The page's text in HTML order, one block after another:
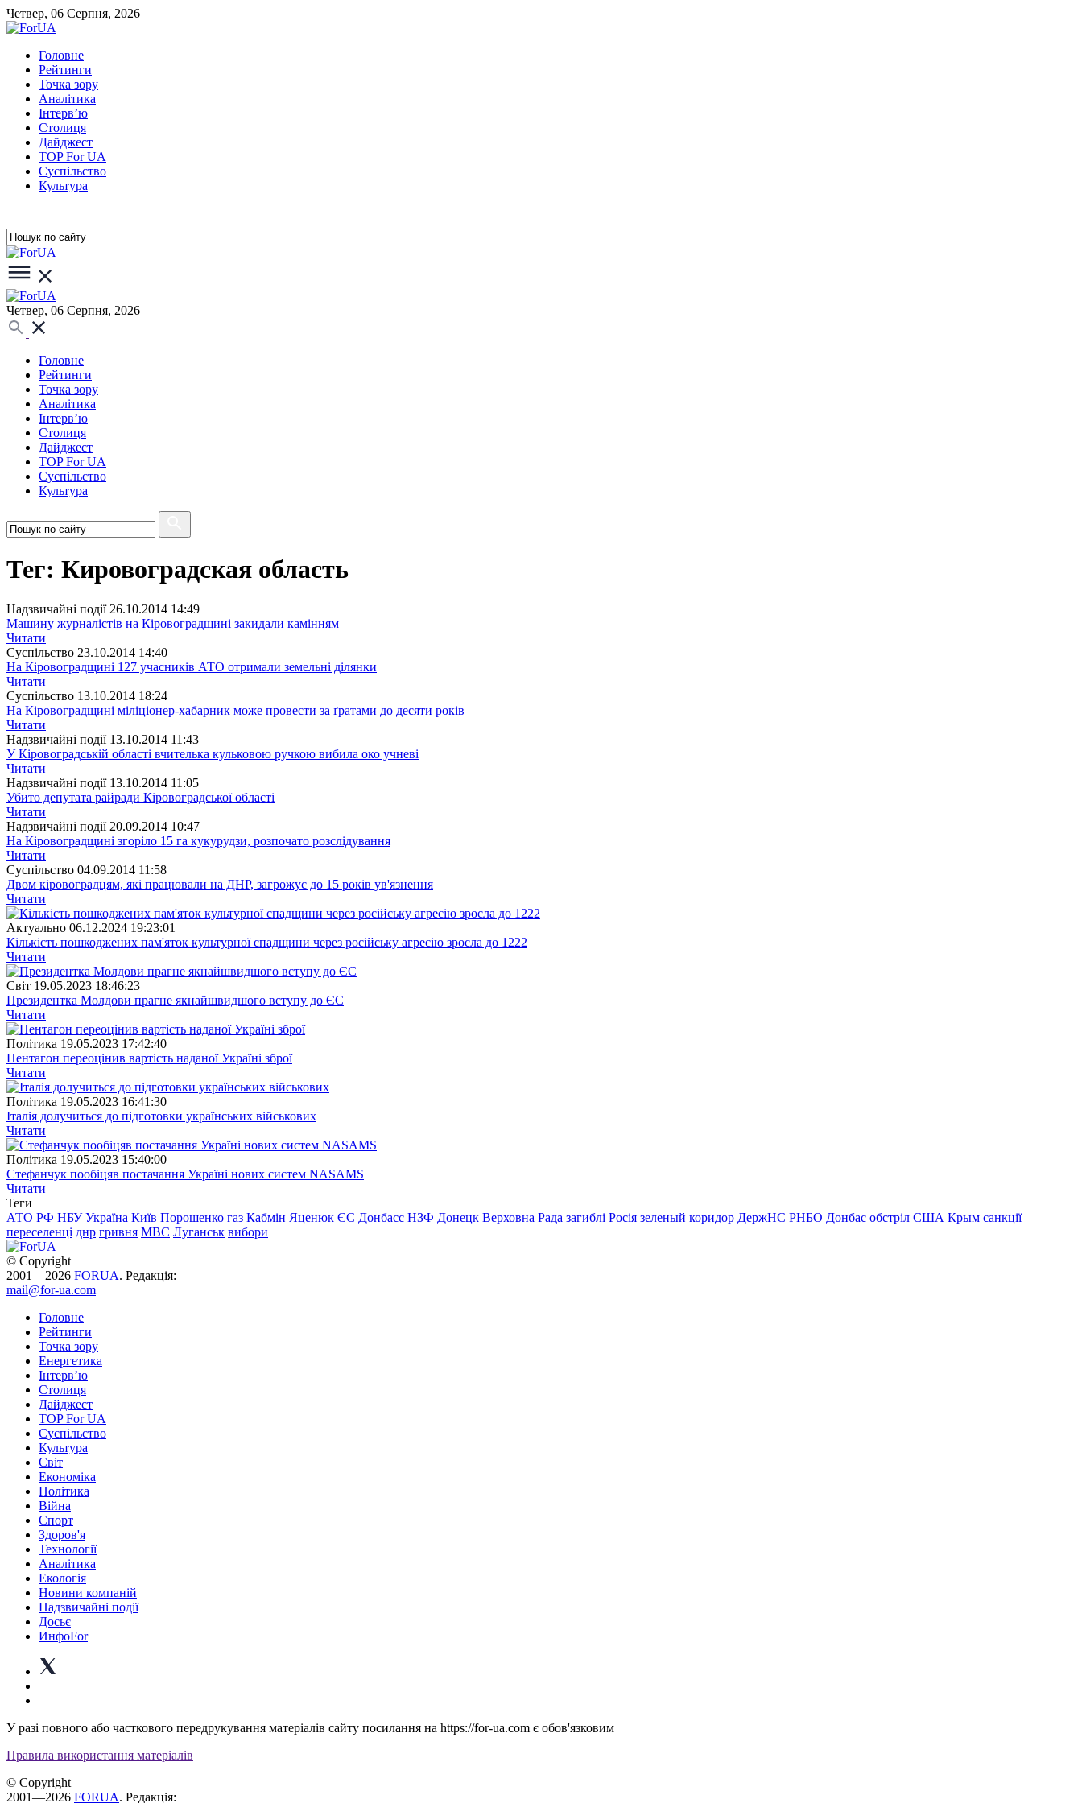
Четвер, 06 Серпня, 2026
Головне
Рейтинги
Точка зору
Аналітика
Інтерв’ю
Столиця
Дайджест
TOP For UA
Суспiльство
Культура
Четвер, 06 Серпня, 2026
Головне
Рейтинги
Точка зору
Аналітика
Інтерв’ю
Столиця
Дайджест
TOP For UA
Суспiльство
Культура
Тег: Кировоградская область
Надзвичайні події 26.10.2014 14:49
Машину журналістів на Кіровоградщині закидали камінням
Читати
Суспiльство 23.10.2014 14:40
На Кіровоградщині 127 учасників АТО отримали земельні ділянки
Читати
Суспiльство 13.10.2014 18:24
На Кіровоградщині міліціонер-хабарник може провести за ґратами до десяти років
Читати
Надзвичайні події 13.10.2014 11:43
У Кіровоградській області вчителька кульковою ручкою вибила око учневі
Читати
Надзвичайні події 13.10.2014 11:05
Убито депутата райради Кіровоградської області
Читати
Надзвичайні події 20.09.2014 10:47
На Кіровоградщині згоріло 15 га кукурудзи, розпочато розслідування
Читати
Суспiльство 04.09.2014 11:58
Двом кіровоградцям, які працювали на ДНР, загрожує до 15 років ув'язнення
Читати
Актуально 06.12.2024 19:23:01
Кількість пошкоджених пам'яток культурної спадщини через російську агресію зросла до 1222
Читати
Свiт 19.05.2023 18:46:23
Президентка Молдови прагне якнайшвидшого вступу до ЄС
Читати
Полiтика 19.05.2023 17:42:40
Пентагон переоцінив вартість наданої Україні зброї
Читати
Полiтика 19.05.2023 16:41:30
Італія долучиться до підготовки українських військових
Читати
Полiтика 19.05.2023 15:40:00
Стефанчук пообіцяв постачання Україні нових систем NASAMS
Читати
Теги
АТО РФ НБУ Україна Київ Порошенко газ Кабмін Яценюк ЄС Донбасс НЗФ Донецк Верховна Рада загиблі Росія зеленый коридор ДержНС РНБО Донбас обстріл США Крым санкції
переселенці днр гривня МВС Луганськ вибори
© Copyright
2001—2026 FORUA. Редакція:
mail@for-ua.com
Головне
Рейтинги
Точка зору
Енергетика
Інтерв’ю
Столиця
Дайджест
TOP For UA
Суспiльство
Культура
Світ
Економіка
Політика
Війна
Спорт
Здоров'я
Технології
Аналітика
Екологія
Новини компаній
Надзвичайні події
Досьє
ИнфоFor
У разі повного або часткового передрукування матеріалів сайту посилання на https://for-ua.com є обов'язковим
Правила використання матеріалів
© Copyright
2001—2026 FORUA. Редакція: